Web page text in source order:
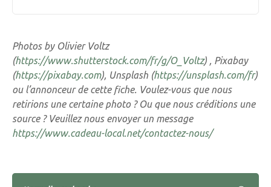
Photos by Olivier Voltz
(https://www.shutterstock.com/fr/g/O_Voltz) , Pixabay
(https://pixabay.com), Unsplash (https://unsplash.com/fr)
ou l’annonceur de cette fiche. Voulez-vous que nous
retirions une certaine photo ? Ou que nous créditions une
source ? Veuillez nous envoyer un message
https://www.cadeau-local.net/contactez-nous/